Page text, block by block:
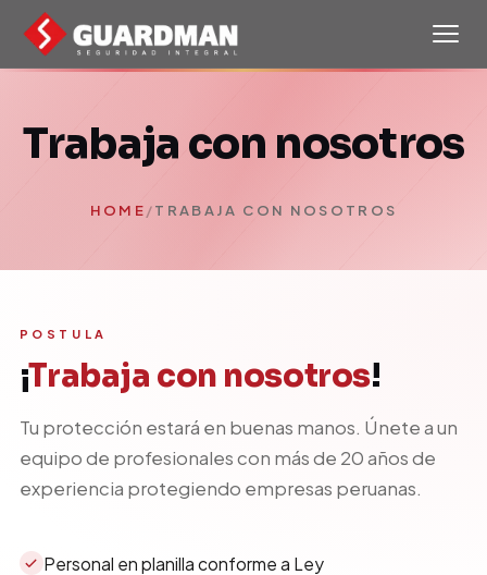
Trabaja con nosotros
HOME/TRABAJA CON NOSOTROS
POSTULA
¡Trabaja con nosotros!
Tu protección estará en buenas manos. Únete a un
equipo de profesionales con más de 20 años de
experiencia protegiendo empresas peruanas.
Personal en planilla conforme a Ley